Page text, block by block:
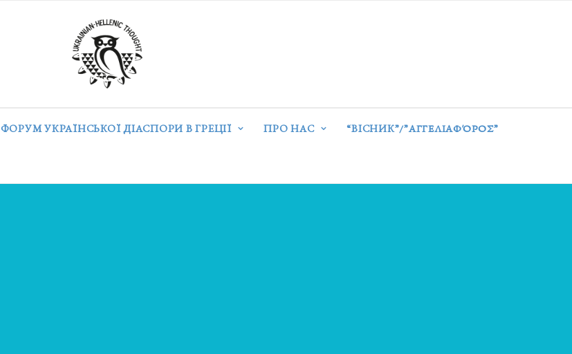
ФОРУМ УКРАЇНСЬКОЇ ДІАСПОРИ В ГРЕЦІЇ ПРО НАС “ВІСНИК”/”ΑΓΓΕΛΙΑΦΌΡΟΣ”